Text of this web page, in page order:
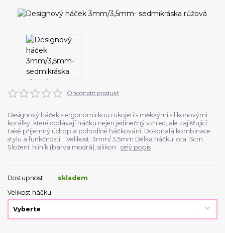
Ohodnotit produkt
Designový háček s ergonomickou rukojetí s měkkými silikonovými
korálky, které dodávají háčku nejen jedinečný vzhled, ale zajišťující
také příjemný úchop a pohodlné háčkování. Dokonalá kombinace
stylu a funkčnosti. Velikost: 3mm/ 3,5mm Délka háčku: cca 13cm
Složení: hliník (barva modrá), silikon celý popis
Dostupnost
skladem
Velikost háčku